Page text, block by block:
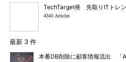
TechTarget発 先取りITトレ
4343 Articles
最新 3 件
本番DB削除に顧客情報流出 「